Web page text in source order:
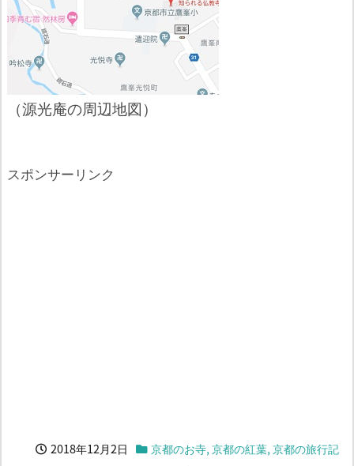
（源光庵の周辺地図）
スポンサーリンク
2018年12月2日 京都のお寺,京都の紅葉,京都の旅行記